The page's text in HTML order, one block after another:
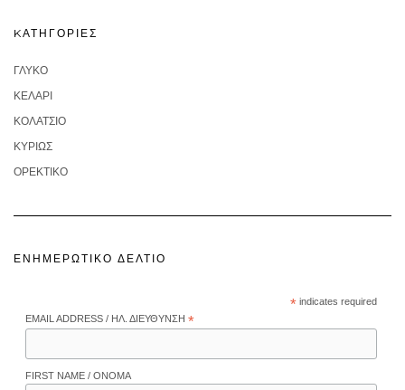
KΑΤΗΓΟΡΊΕΣ
ΓΛΥΚΌ
ΚΕΛΆΡΙ
ΚΟΛΑΤΣΙΌ
ΚΥΡΊΩΣ
ΟΡΕΚΤΙΚΌ
ΕΝΗΜΕΡΩΤΙΚΌ ΔΕΛΤΊΟ
*indicates required
EMAIL ADDRESS / ΗΛ. ΔΙΕΎΘΥΝΣΗ *
FIRST NAME / ΌΝΟΜΑ